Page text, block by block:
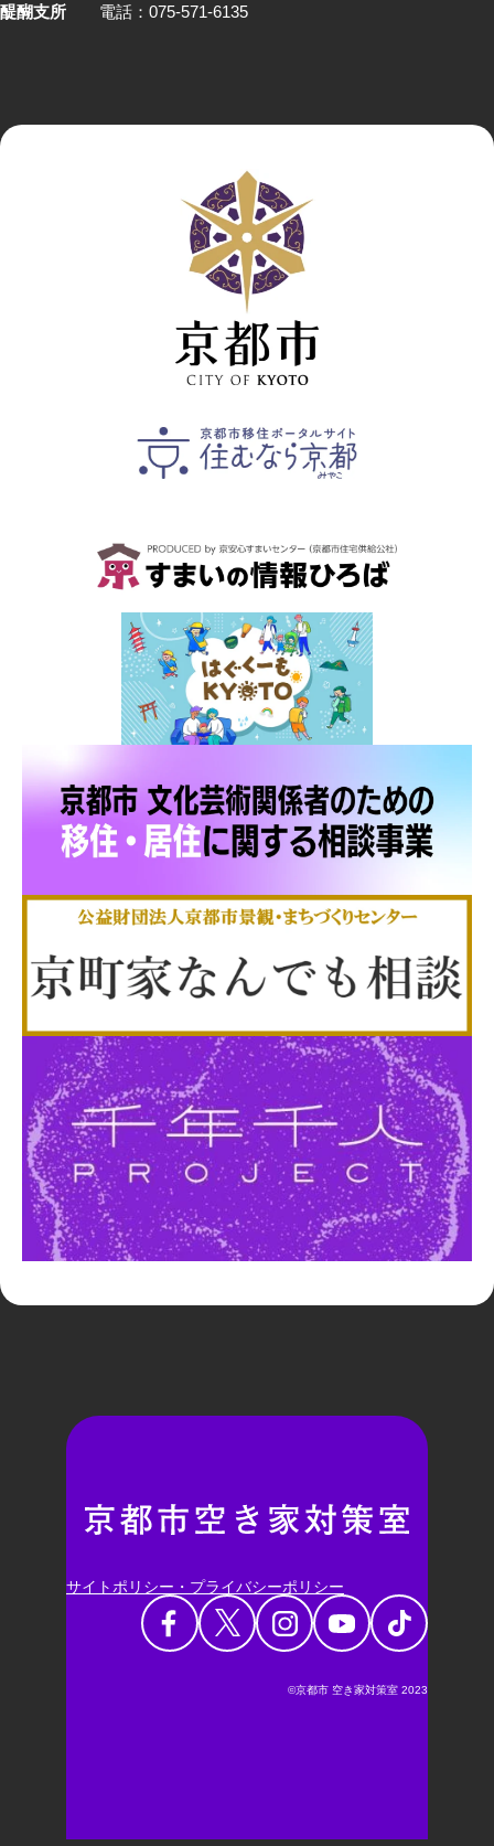
醍醐支所
電話：075-571-6135
サイトポリシー・プライバシーポリシー
©京都市 空き家対策室 2023